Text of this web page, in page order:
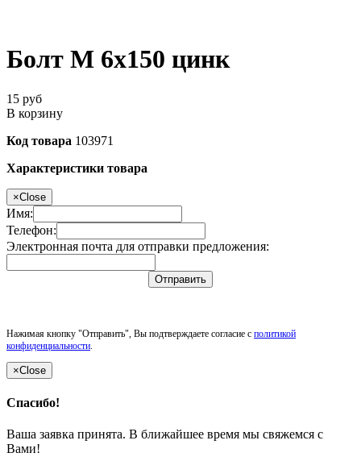
Болт М 6х150 цинк
15 руб
В корзину
Код товара 103971
Характеристики товара
×Close
Имя:
Телефон:
Электронная почта для отправки предложения:
Отправить
Нажимая кнопку "Отправить", Вы подтверждаете согласие с политикой
конфиденциальности.
×Close
Спасибо!
Ваша заявка принята. В ближайшее время мы свяжемся с
Вами!